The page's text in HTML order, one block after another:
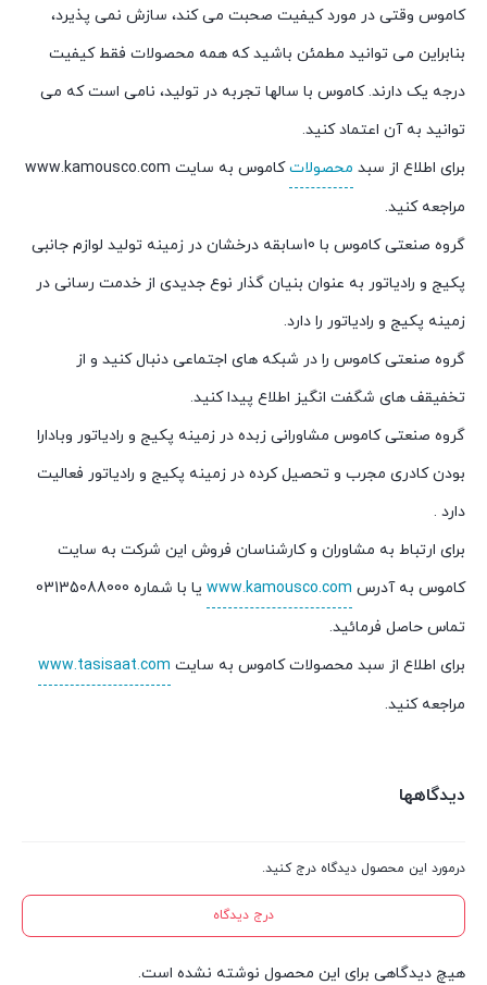
کاموس وقتی در مورد کیفیت صحبت می کند، سازش نمی پذیرد،
بنابراین می توانید مطمئن باشید که همه محصولات فقط کیفیت
درجه یک دارند. کاموس با سالها تجربه در تولید، نامی است که می
توانید به آن اعتماد کنید.
برای اطلاع از سبد محصولات
کاموس به سایت www.kamousco.com
مراجعه کنید.
گروه صنعتی کاموس با 10سابقه درخشان در زمینه تولید لوازم جانبی
پکیج و رادیاتور به عنوان بنیان گذار نوع جدیدی از خدمت رسانی در
زمینه پکیج و رادیاتور را دارد.
گروه صنعتی کاموس را در شبکه های اجتماعی دنبال کنید و از
تخفیقف های شگفت انگیز اطلاع پیدا کنید.
گروه صنعتی کاموس مشاورانی زبده در زمینه پکیج و رادیاتور وبادارا
بودن کادری مجرب و تحصیل کرده در زمینه پکیج و رادیاتور فعالیت
دارد .
برای ارتباط به مشاوران و کارشناسان فروش این شرکت به سایت
کاموس به آدرس www.kamousco.com
یا با شماره 03135088000
تماس حاصل فرمائید.
برای اطلاع از سبد محصولات کاموس به سایت www.tasisaat.com
مراجعه کنید.
دیدگاهها
درمورد این محصول دیدگاه درج کنید.
درج دیدگاه
هیچ دیدگاهی برای این محصول نوشته نشده است.